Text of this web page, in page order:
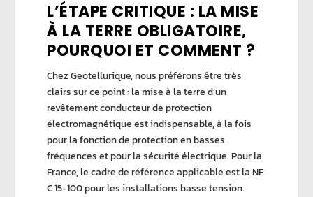
L’ÉTAPE CRITIQUE : LA MISE
À LA TERRE OBLIGATOIRE,
POURQUOI ET COMMENT ?
ChezGeotellurique, nous préférons être très
clairs sur ce point : lamise à la terred’un
revêtement conducteur deprotection
électromagnétiqueest indispensable, à la fois
pour la fonction deprotection en basses
fréquenceset pour lasécurité électrique. Pour la
France, le cadre de référence applicable est laNF
C 15-100pour les installations basse tension.